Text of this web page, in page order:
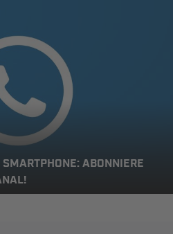
ABONNIERE